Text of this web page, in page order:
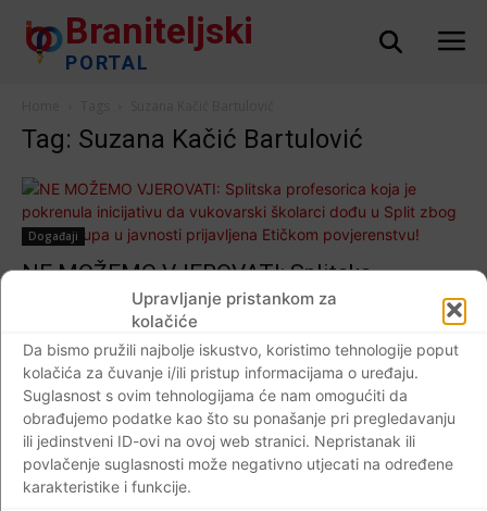
Upravljanje pristankom za
kolačiće
Da bismo pružili najbolje iskustvo, koristimo tehnologije poput
kolačića za čuvanje i/ili pristup informacijama o uređaju.
Suglasnost s ovim tehnologijama će nam omogućiti da
obrađujemo podatke kao što su ponašanje pri pregledavanju
ili jedinstveni ID-ovi na ovoj web stranici. Nepristanak ili
povlačenje suglasnosti može negativno utjecati na određene
karakteristike i funkcije.
Braniteljski
PORTAL
Tag: Suzana Kačić Bartulović
Događaji
NE MOŽEMO VJEROVATI: Splitska
profesorica koja je pokrenula inicijativu da
vukovarski školarci dođu u Split zbog tog je
istupa u javnosti prijavljena Etičkom
povjerenstvu!
Braniteljski portal 14.11.2018